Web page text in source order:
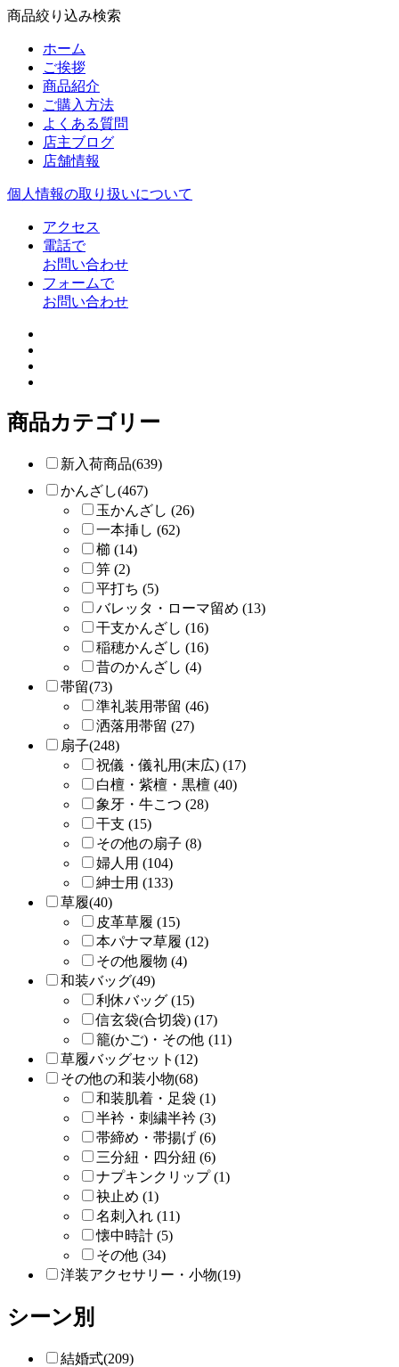
商品絞り込み検索
ホーム
ご挨拶
商品紹介
ご購入方法
よくある質問
店主ブログ
店舗情報
個人情報の取り扱いについて
アクセス
電話で
お問い合わせ
フォームで
お問い合わせ
商品カテゴリー
新入荷商品(639)
かんざし(467)
玉かんざし (26)
一本挿し (62)
櫛 (14)
笄 (2)
平打ち (5)
バレッタ・ローマ留め (13)
干支かんざし (16)
稲穂かんざし (16)
昔のかんざし (4)
帯留(73)
準礼装用帯留 (46)
洒落用帯留 (27)
扇子(248)
祝儀・儀礼用(末広) (17)
白檀・紫檀・黒檀 (40)
象牙・牛こつ (28)
干支 (15)
その他の扇子 (8)
婦人用 (104)
紳士用 (133)
草履(40)
皮革草履 (15)
本パナマ草履 (12)
その他履物 (4)
和装バッグ(49)
利休バッグ (15)
信玄袋(合切袋) (17)
籠(かご)・その他 (11)
草履バッグセット(12)
その他の和装小物(68)
和装肌着・足袋 (1)
半衿・刺繍半衿 (3)
帯締め・帯揚げ (6)
三分紐・四分紐 (6)
ナプキンクリップ (1)
袂止め (1)
名刺入れ (11)
懐中時計 (5)
その他 (34)
洋装アクセサリー・小物(19)
シーン別
結婚式(209)